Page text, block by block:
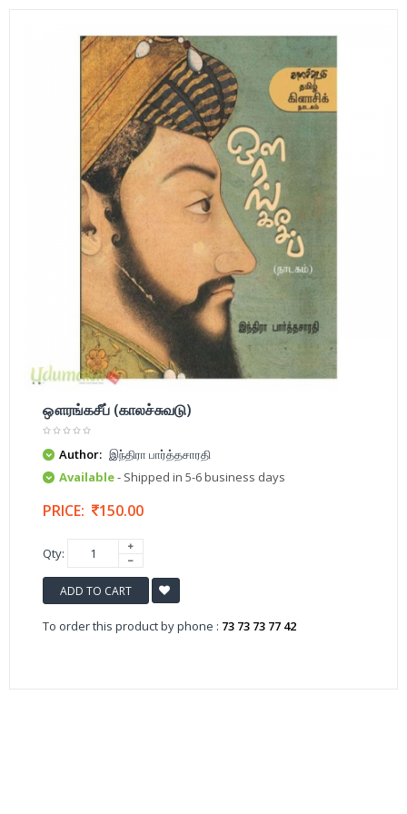
ஔரங்கசீப் (காலச்சுவடு)
Author: இந்திரா பார்த்தசாரதி
Available- Shipped in 5-6 business days
PRICE: 150.00
Qty:
ADD TO CART
To order this product by phone : 73 73 73 77 42